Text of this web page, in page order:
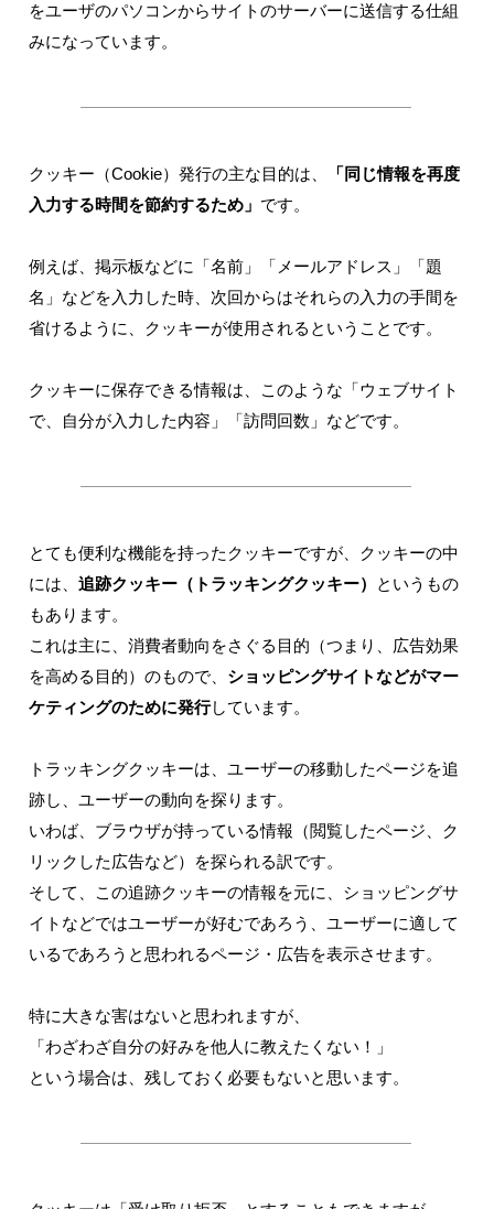
をユーザのパソコンからサイトのサーバーに送信する仕組
みになっています。
クッキー（Cookie）発行の主な目的は、
「同じ情報を再度
入力する時間を節約するため」 です。
例えば、掲示板などに「名前」「メールアドレス」「題
名」などを入力した時、次回からはそれらの入力の手間を
省けるように、クッキーが使用されるということです。
クッキーに保存できる情報は、このような「ウェブサイト
で、自分が入力した内容」「訪問回数」などです。
とても便利な機能を持ったクッキーですが、クッキーの中
には、 追跡クッキー（トラッキングクッキー）
というもの
もあります。
これは主に、消費者動向をさぐる目的（つまり、広告効果
を高める目的）のもので、 ショッピングサイトなどがマー
ケティングのために発行しています。
トラッキングクッキーは、ユーザーの移動したページを追
跡し、ユーザーの動向を探ります。
いわば、ブラウザが持っている情報（閲覧したページ、ク
リックした広告など）を探られる訳です。
そして、この追跡クッキーの情報を元に、ショッピングサ
イトなどではユーザーが好むであろう、ユーザーに適して
いるであろうと思われるページ・広告を表示させます。
特に大きな害はないと思われますが、
「わざわざ自分の好みを他人に教えたくない！」
という場合は、残しておく必要もないと思います。